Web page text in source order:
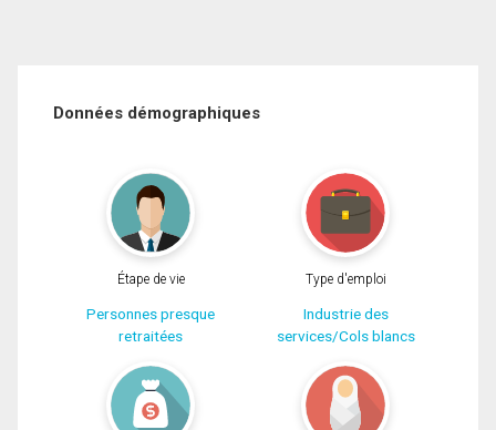
Données démographiques
Étape de vie
Personnes presque
retraitées
Type d'emploi
Industrie des
services/Cols blancs